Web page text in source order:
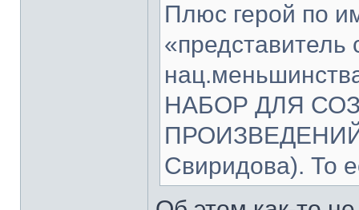
Плюс герой по
«представитель
НАБОР ДЛЯ
Свиридова). То